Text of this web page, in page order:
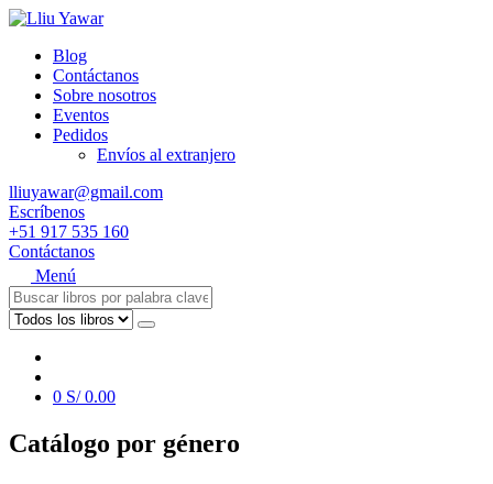
Blog
Contáctanos
Sobre nosotros
Eventos
Pedidos
Envíos al extranjero
lliuyawar@gmail.com
Escríbenos
+51 917 535 160
Contáctanos
Menú
0 S/0.00
Catálogo por género